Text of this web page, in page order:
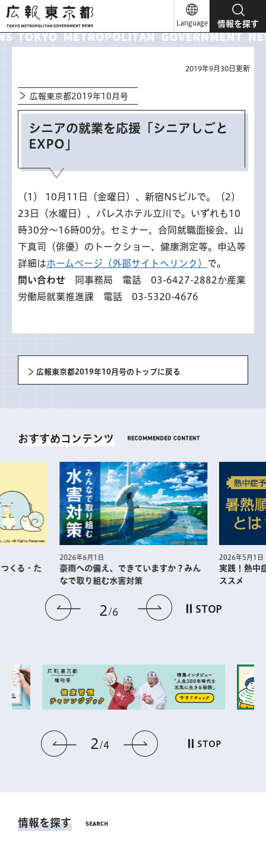
広報東京都
Language 情報を探す
2019年9月30日更新
広報東京都2019年10月号
シニアの就業を応援「シニアしごと
EXPO」
（1） 10月11日（金曜日）、新宿NSビルで。（2）
23日（水曜日）、パレスホテル立川で。いずれも10
時30分～16時00分。セミナー、合同就職面接会、山
下真司（俳優）のトークショー、健康測定等。申込等
詳細はホームページ（外部サイトへリンク） で。
問い合わせ 同事務局 電話 03-6427-2882か産業
労働局就業推進課 電話 03-5320-4676
広報東京都2019年10月号のトップに戻る
おすすめコンテンツ
前のスライドを表示
2 6 次のスライドを
STOP
くる・た
2026年6月1日
豪雨への備え、できていますか？みん
なで取り組む水害対策
2026年5月1日
実践！熱中
ススメ
前のスライドを表示
2 4 次のスライドを表
STOP
情報を探す